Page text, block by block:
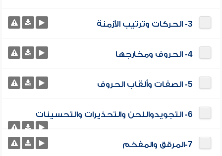
3- الحركات وترتيب الأزمنة
4- الحروف ومخارجها
5- الصفات وألقاب الحروف
6- التجويدواللحن والتحذيرات والتحسينات
7-المرقق والمفخم